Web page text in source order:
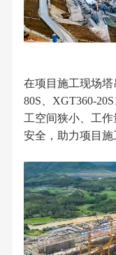
在项目施工现场
80S、XGT360-
工空间狭小、工
安全，助力项目施